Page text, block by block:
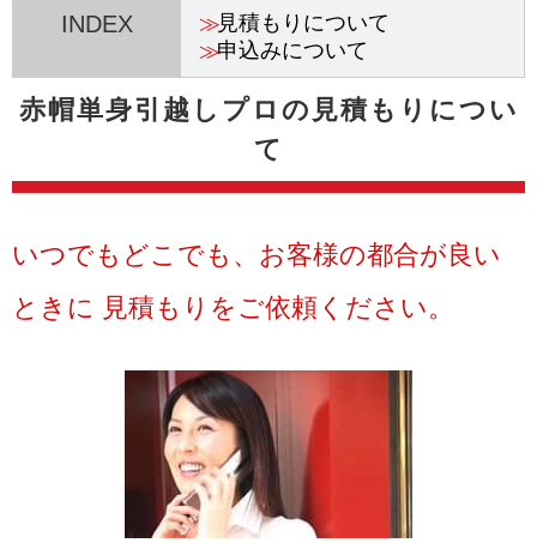
INDEX
見積もりについて
申込みについて
赤帽単身引越しプロの見積もりについ
て
いつでもどこでも、お客様の都合が良い
ときに 見積もりをご依頼ください。